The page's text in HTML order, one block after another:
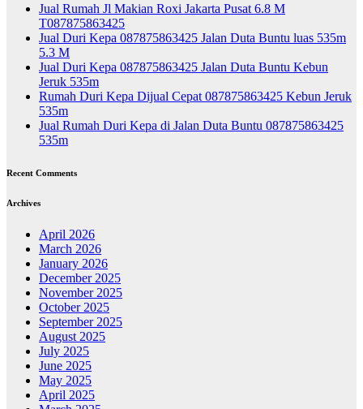
Jual Rumah Jl Makian Roxi Jakarta Pusat 6.8 M
T087875863425
Jual Duri Kepa 087875863425 Jalan Duta Buntu luas 535m
5.3 M
Jual Duri Kepa 087875863425 Jalan Duta Buntu Kebun
Jeruk 535m
Rumah Duri Kepa Dijual Cepat 087875863425 Kebun Jeruk
535m
Jual Rumah Duri Kepa di Jalan Duta Buntu 087875863425
535m
Recent Comments
Archives
April 2026
March 2026
January 2026
December 2025
November 2025
October 2025
September 2025
August 2025
July 2025
June 2025
May 2025
April 2025